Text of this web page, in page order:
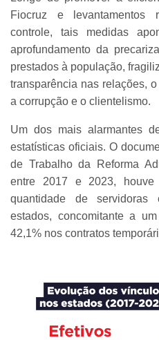
Fiocruz e levantamentos
controle, tais medidas
aprofundamento da
prestados à população,
transparência nas relações,
a corrupção e o clientelismo.
Um dos mais alarmantes
estatísticas oficiais. O
de Trabalho da Reforma
entre 2017 e 2023,
quantidade de
estados, concomitante a
42,1% nos contratos